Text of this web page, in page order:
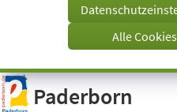
Visuelle
Assistenzsoftware
öffnen.
Tab)
Alle
Paderborn